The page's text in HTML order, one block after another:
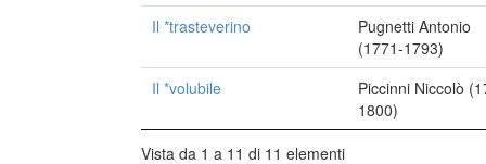
Il *trasteverino
Pugnetti Antonio
(1771-1793)
Il *volubile
Piccinni Niccolò
1800)
Vista da 1 a 11 di 11 elementi